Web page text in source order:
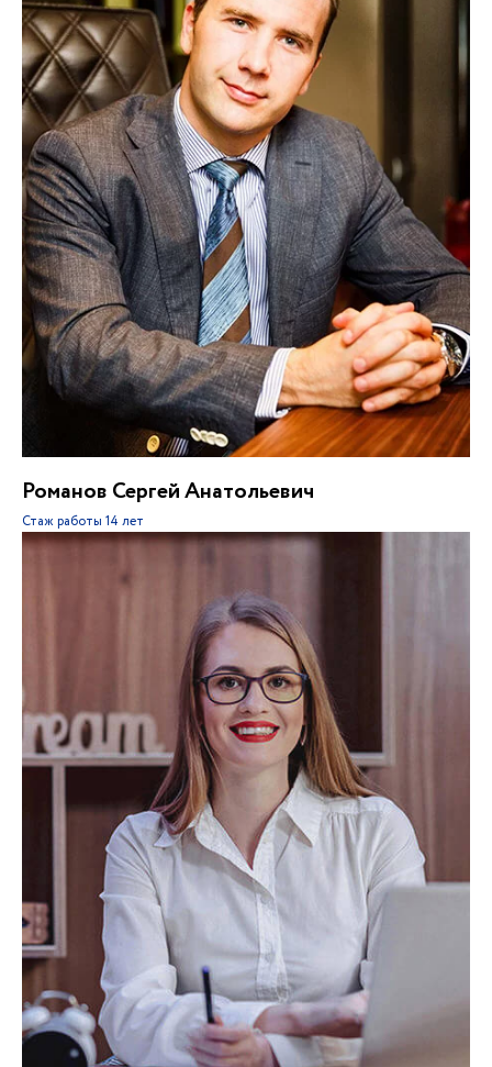
Романов Сергей Анатольевич
Стаж работы 14 лет